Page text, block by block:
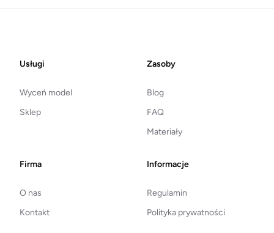
FooterUsługi
Wyceń model
Sklep
Zasoby
Blog
FAQ
Materiały
Firma
O nas
Kontakt
Informacje
Regulamin
Polityka prywatności